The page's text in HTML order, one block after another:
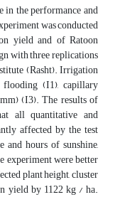
the performance and
was conducted
yield and of Ratoon
with three replications
(Rasht). Irrigation
(I1), capillary
(I3). The results of
all quantitative and
affected by the test
and hours of sunshine,
experiment were better
plant height, cluster
yield by 1122 kg / ha.